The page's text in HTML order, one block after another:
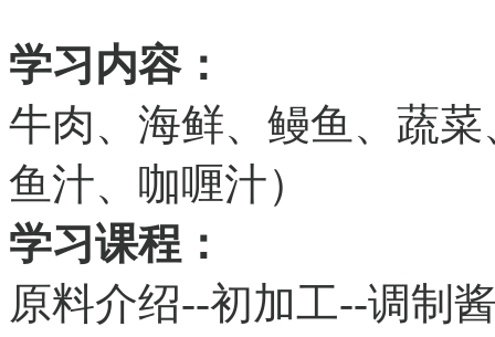
学习内容：
牛肉、海鲜、鳗鱼、蔬
鱼汁、咖喱汁）
学习课程：
原料介绍--初加工--调制